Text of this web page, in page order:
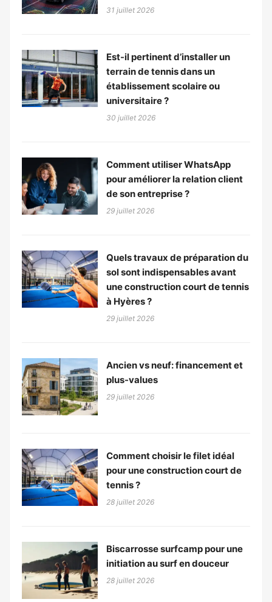
31 juillet 2026
Est-il pertinent d’installer un
terrain de tennis dans un
établissement scolaire ou
universitaire ?
30 juillet 2026
Comment utiliser WhatsApp
pour améliorer la relation client
de son entreprise ?
29 juillet 2026
Quels travaux de préparation du
sol sont indispensables avant
une construction court de tennis
à Hyères ?
29 juillet 2026
Ancien vs neuf: financement et
plus-values
29 juillet 2026
Comment choisir le filet idéal
pour une construction court de
tennis ?
28 juillet 2026
Biscarrosse surfcamp pour une
initiation au surf en douceur
28 juillet 2026